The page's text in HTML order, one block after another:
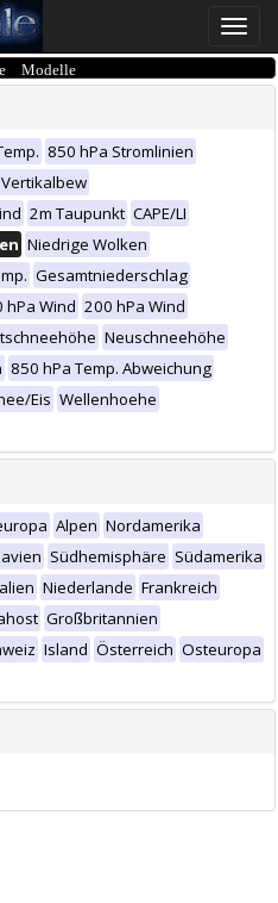
Toggle
Modelle
850 hPa Stromlinien
2m Taupunkt CAPE/LI
Niedrige Wolken
Gesamtniederschlag
hPa Wind 200 hPa Wind
Neuschneehöhe
850 hPa Temp. Abweichung
Eis Wellenhoehe
Alpen Nordamerika
Südhemisphäre Südamerika
Niederlande Frankreich
Großbritannien
Island Österreich Osteuropa